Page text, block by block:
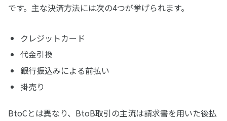
です。主な決済方法には次の4つが挙げられます。
クレジットカード
代金引換
銀行振込みによる前払い
掛売り
BtoCとは異なり、BtoB取引の主流は請求書を用いた後払